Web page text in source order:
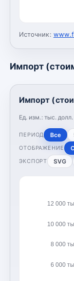
Источник:
Импорт
Импорт
Ед. изм.: тыс.
ПЕРИОД Все
ОТОБРАЖЕНИЕ
ЭКСПОРТ SVG
6 000
8 000
10 000
12 000